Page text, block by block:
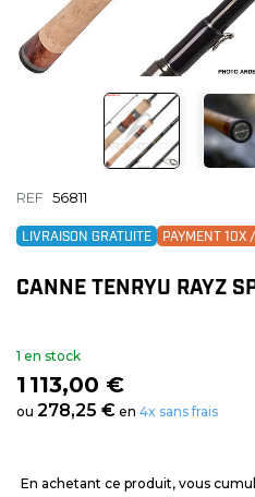
REF 56811
LIVRAISON GRATUITE PAYMENT 10X
CANNE TENRYU RAYZ
1 en stock
1 113,00 €
ou 278,25 € en 4x sans frais
En achetant ce produit, vous